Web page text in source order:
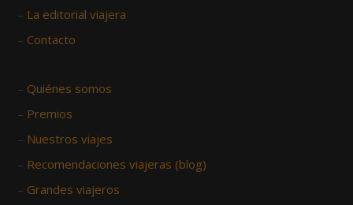
– La editorial viajera
– Contacto
– Quiénes somos
– Premios
– Nuestros viajes
– Recomendaciones viajeras (blog)
– Grandes viajeros